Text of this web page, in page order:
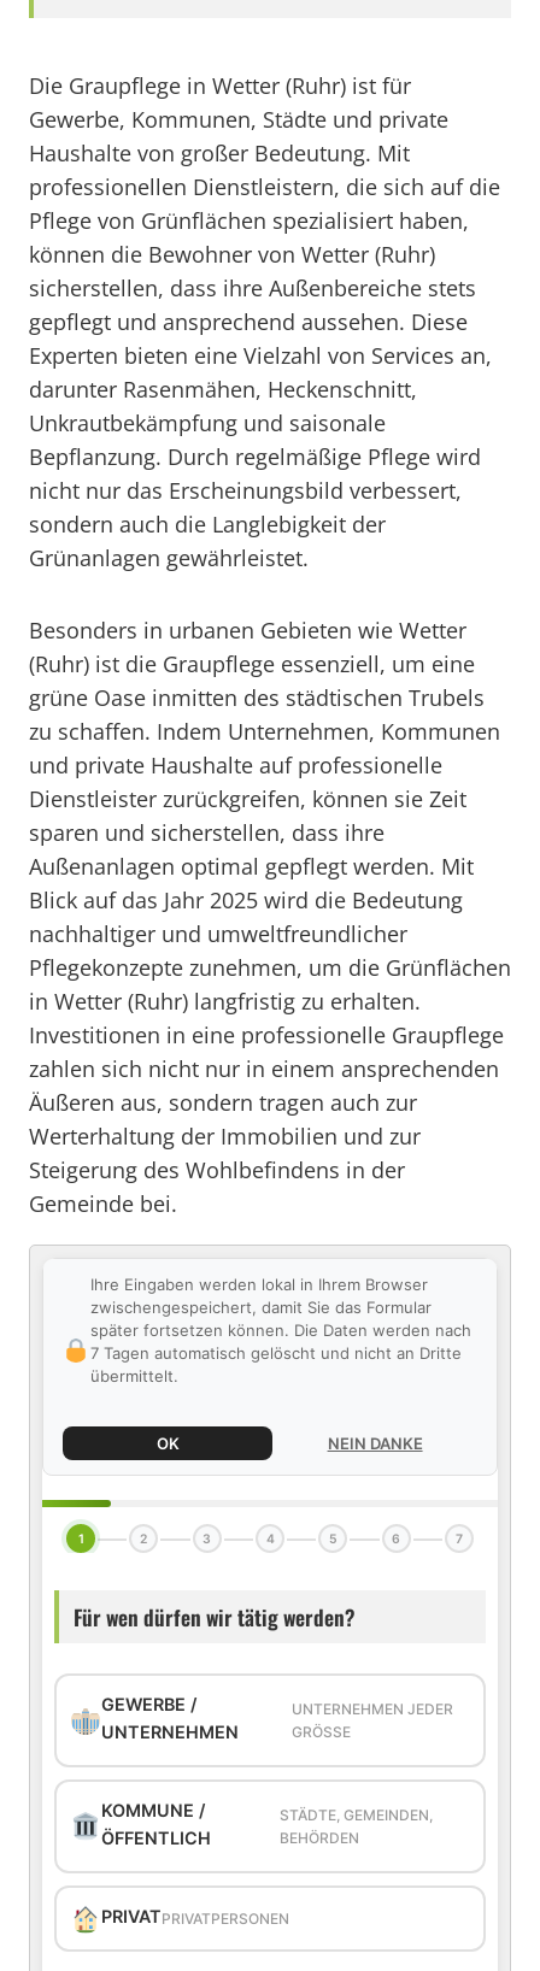
Die Graupflege in Wetter (Ruhr) ist für
Gewerbe, Kommunen, Städte und private
Haushalte von großer Bedeutung. Mit
professionellen Dienstleistern, die sich auf die
Pflege von Grünflächen spezialisiert haben,
können die Bewohner von Wetter (Ruhr)
sicherstellen, dass ihre Außenbereiche stets
gepflegt und ansprechend aussehen. Diese
Experten bieten eine Vielzahl von Services an,
darunter Rasenmähen, Heckenschnitt,
Unkrautbekämpfung und saisonale
Bepflanzung. Durch regelmäßige Pflege wird
nicht nur das Erscheinungsbild verbessert,
sondern auch die Langlebigkeit der
Grünanlagen gewährleistet.
Besonders in urbanen Gebieten wie Wetter
(Ruhr) ist die Graupflege essenziell, um eine
grüne Oase inmitten des städtischen Trubels
zu schaffen. Indem Unternehmen, Kommunen
und private Haushalte auf professionelle
Dienstleister zurückgreifen, können sie Zeit
sparen und sicherstellen, dass ihre
Außenanlagen optimal gepflegt werden. Mit
Blick auf das Jahr 2025 wird die Bedeutung
nachhaltiger und umweltfreundlicher
Pflegekonzepte zunehmen, um die Grünflächen
in Wetter (Ruhr) langfristig zu erhalten.
Investitionen in eine professionelle Graupflege
zahlen sich nicht nur in einem ansprechenden
Äußeren aus, sondern tragen auch zur
Werterhaltung der Immobilien und zur
Steigerung des Wohlbefindens in der
Gemeinde bei.
Ihre Eingaben werden lokal in Ihrem Browser
zwischengespeichert, damit Sie das Formular
später fortsetzen können. Die Daten werden nach
7 Tagen automatisch gelöscht und nicht an Dritte
übermittelt.
OK NEIN DANKE
1 2 3 4 5 6 7
Für wen dürfen wir tätig werden?
GEWERBE /
UNTERNEHMEN
UNTERNEHMEN JEDER
GRÖSSE
KOMMUNE /
ÖFFENTLICH
STÄDTE, GEMEINDEN,
BEHÖRDEN
PRIVATPRIVATPERSONEN